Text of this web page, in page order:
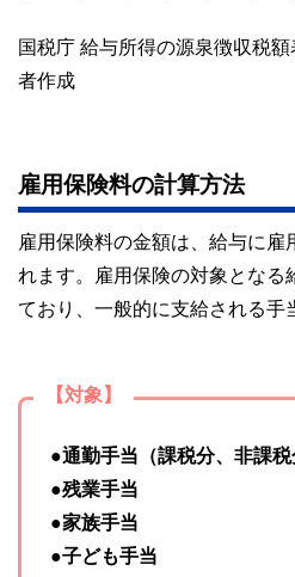
国税庁 給与所得の源泉徴収税
者作成
雇用保険料の計算方法
雇用保険料の金額は、給与に雇
れます。雇用保険の対象となる
ており、一般的に支給される手
【対象】
●通勤手当（課税分、非課税
●残業手当
●家族手当
●子ども手当